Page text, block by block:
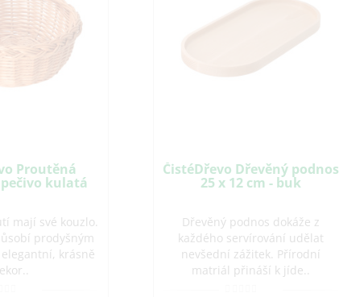
Proutěná
kulatá
mají své kouzlo.
prodyšným
krásně
ČistéDřevo Dřevěný podnos
25 x 12 cm - buk
Dřevěný podnos dokáže z
každého servírování udělat
nevšední zážitek. Přírodní
matriál přináší k jíde..